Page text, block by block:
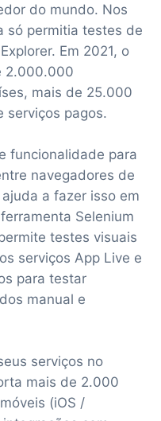
do mundo. Nos
só permitia testes de
Em 2021, o
2.000.000
mais de 25.000
serviços pagos.
funcionalidade para
navegadores de
a fazer isso em
Selenium
testes visuais
serviços App Live e
para testar
manual e
serviços no
mais de 2.000
(iOS /